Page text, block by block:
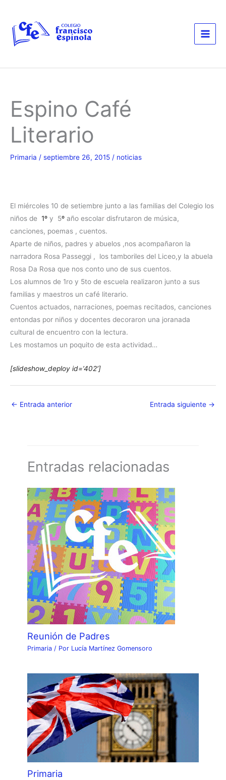
contenido
Espino Café
Literario
Primaria / septiembre 26, 2015 / noticias
El miércoles 10 de setiembre junto a las familias del Colegio los
niños de 1º y 5º año escolar disfrutaron de música,
canciones, poemas , cuentos.
Aparte de niños, padres y abuelos ,nos acompañaron la
narradora Rosa Passeggi , los tamboriles del Liceo,y la abuela
Rosa Da Rosa que nos conto uno de sus cuentos.
Los alumnos de 1ro y 5to de escuela realizaron junto a sus
familias y maestros un café literario.
Cuentos actuados, narraciones, poemas recitados, canciones
entondas por niños y docentes decoraron una joranada
cultural de encuentro con la lectura.
Les mostamos un poquito de esta actividad…
[slideshow_deploy id=’402′]
← Entrada anterior Entrada siguiente →
Entradas relacionadas
Reunión de Padres
Primaria / Por Lucía Martínez Gomensoro
Primaria